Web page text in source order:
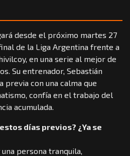
desde el próximo martes 27
de la Liga Argentina frente a
en una serie al mejor de
Su entrenador, Sebastián
previa con una calma que
confía en el trabajo del
acumulada.
días previos? ¿Ya se
persona tranquila,